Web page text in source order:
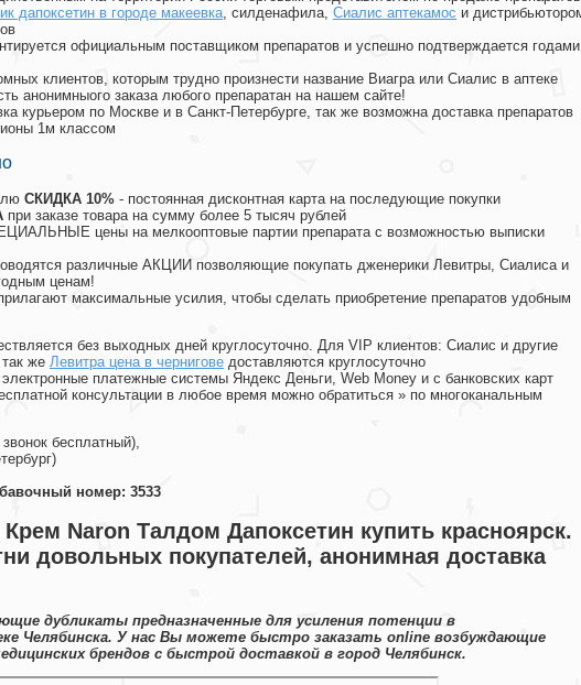
дапоксетин в городе макеевка, силденафила, Сиалис аптекамос и
официальным поставщиком препаратов и успешно подтверждается годами
клиентов, которым трудно произнести название Виагра или Сиалис в аптеке
анонимныого заказа любого препаратан на нашем сайте!
курьером по Москве и в Санкт-Петербурге, так же возможна доставка препаратов
1м классом
СКИДКА 10% - постоянная дисконтная карта на последующие покупки
при заказе товара на сумму более 5 тысяч рублей
цены на мелкооптовые партии препарата с возможностью выписки
различные АКЦИИ позволяющие покупать дженерики Левитры, Сиалиса и
ценам!
максимальные усилия, чтобы сделать приобретение препаратов удобным
без выходных дней круглосуточно. Для VIP клиентов: Сиалис и другие
же Левитра цена в чернигове доставляются круглосуточно
платежные системы Яндекс Деньги, Web Money и с банковских карт
консультации в любое время можно обратиться » по многоканальным
бесплатный),
номер: 3533
Naron Талдом Дапоксетин купить красноярск.
довольных покупателей, анонимная доставка
дубликаты предназначенные для усиления потенции в
Челябинска. У нас Вы можете быстро заказать online возбуждающие
брендов с быстрой доставкой в город Челябинск.